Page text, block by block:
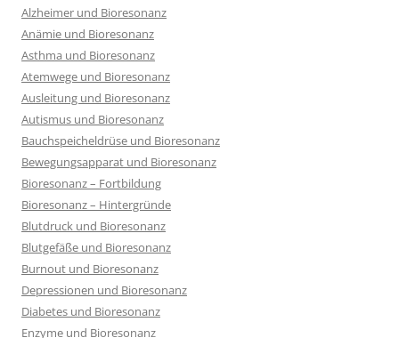
Alzheimer und Bioresonanz
Anämie und Bioresonanz
Asthma und Bioresonanz
Atemwege und Bioresonanz
Ausleitung und Bioresonanz
Autismus und Bioresonanz
Bauchspeicheldrüse und Bioresonanz
Bewegungsapparat und Bioresonanz
Bioresonanz – Fortbildung
Bioresonanz – Hintergründe
Blutdruck und Bioresonanz
Blutgefäße und Bioresonanz
Burnout und Bioresonanz
Depressionen und Bioresonanz
Diabetes und Bioresonanz
Enzyme und Bioresonanz